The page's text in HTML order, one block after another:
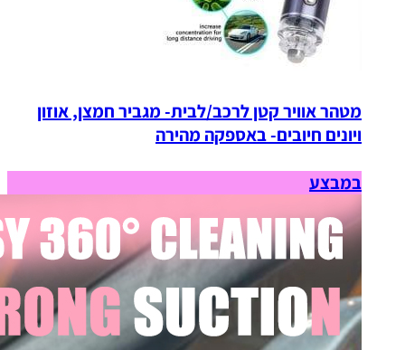
מטהר אוויר קטן לרכב/לבית- מגביר חמצן, אוזון
ויונים חיובים- באספקה מהירה
במבצע